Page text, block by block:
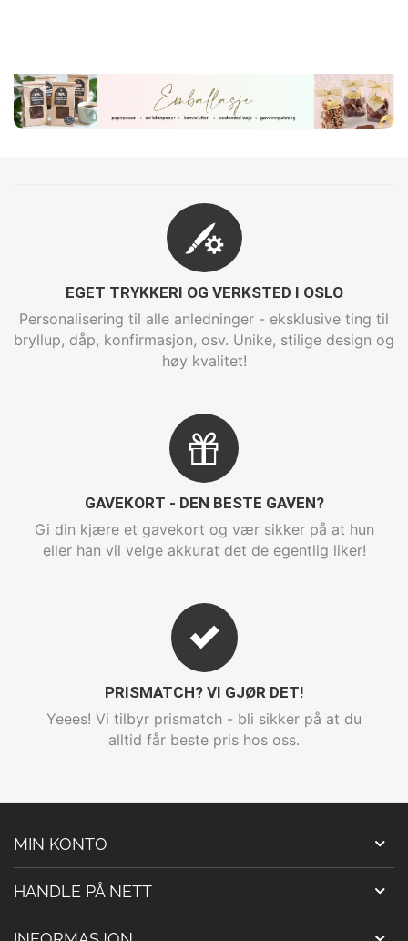
EGET TRYKKERI OG VERKSTED I OSLO
Personalisering til alle anledninger - eksklusive ting til
bryllup, dåp, konfirmasjon, osv. Unike, stilige design og
høy kvalitet!
GAVEKORT - DEN BESTE GAVEN?
Gi din kjære et gavekort og vær sikker på at hun
eller han vil velge akkurat det de egentlig liker!
PRISMATCH? VI GJØR DET!
Yeees! Vi tilbyr prismatch - bli sikker på at du
alltid får beste pris hos oss.
MIN KONTO
HANDLE PÅ NETT